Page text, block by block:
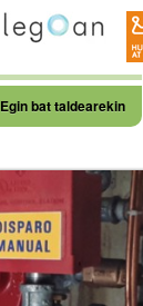
Egin bat taldearekin